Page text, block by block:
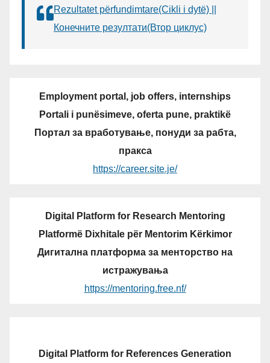
Rezultatet përfundimtare(Cikli i dytë) ||
Конечните резултати(Втор циклус)
Employment portal, job offers, internships
Portali i punësimeve, oferta pune, praktikë
Портал за вработување, понуди за рабта,
пракса
https://career.site.je/
Digital Platform for Research Mentoring
Platformë Dixhitale për Mentorim Kërkimor
Дигитална платформа за менторство на
истражувања
https://mentoring.free.nf/
Digital Platform for References Generation